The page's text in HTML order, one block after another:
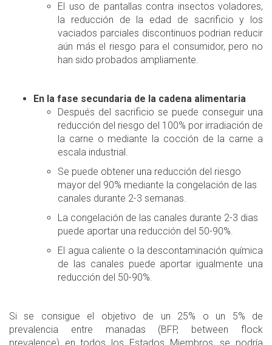
El uso de pantallas contra insectos voladores,
la reducción de la edad de sacrificio y los
vaciados parciales discontinuos podrian reducir
aún más el riesgo para el consumidor, pero no
han sido probados ampliamente.
En la fase secundaria de la cadena alimentaria
Después del sacrificio se puede conseguir una
reducción del riesgo del 100% por irradiación de
la carne o mediante la cocción de la carne a
escala industrial.
Se puede obtener una reducción del riesgo
mayor del 90% mediante la congelación de las
canales durante 2-3 semanas.
La congelación de las canales durante 2-3 dias
puede aportar una reducción del 50-90%.
El agua caliente o la descontaminación química
de las canales puede aportar igualmente una
reducción del 50-90%.
Si se consigue el objetivo de un 25% o un 5% de
prevalencia entre manadas (BFP, between flock